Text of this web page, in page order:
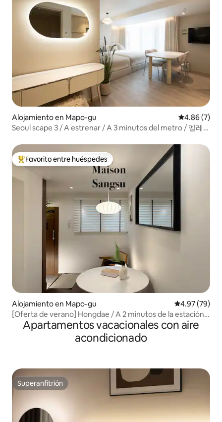
Alojamiento en Mapo-gu Calificación
4.86 (7)
Seoul scape 3 / A estrenar / A 3 minutos del metro / 엘레
Favorito entre huéspedes preferido
Favorito entre huéspedes
Alojamiento en Mapo-gu Calificación
4.97 (79)
[Oferta de verano] Hongdae / A 2 minutos de la estación
de Sangsu / Casa acogedora de una planta con patio /
Alojamiento privado / Viaje / Familia / Amigos / Consigna
de equipaje gratuita
Apartamentos vacacionales con aire
acondicionado
Superanfitrión
Superanfitrión